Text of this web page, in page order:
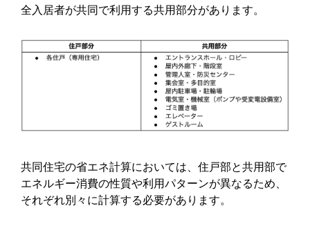
全入居者が共同で利用する共用部分があります。
共同住宅の省エネ計算においては、住戸部と共用部で
エネルギー消費の性質や利用パターンが異なるため、
それぞれ別々に計算する必要があります。